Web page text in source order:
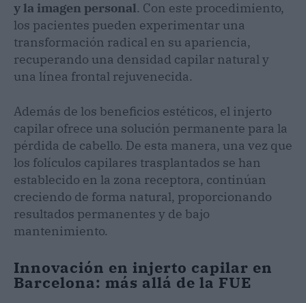
y la imagen personal. Con este procedimiento,
los pacientes pueden experimentar una
transformación radical en su apariencia,
recuperando una densidad capilar natural y
una línea frontal rejuvenecida.
Además de los beneficios estéticos, el injerto
capilar ofrece una solución permanente para la
pérdida de cabello. De esta manera, una vez que
los folículos capilares trasplantados se han
establecido en la zona receptora, continúan
creciendo de forma natural, proporcionando
resultados permanentes y de bajo
mantenimiento.
Innovación en injerto capilar en
Barcelona: más allá de la FUE